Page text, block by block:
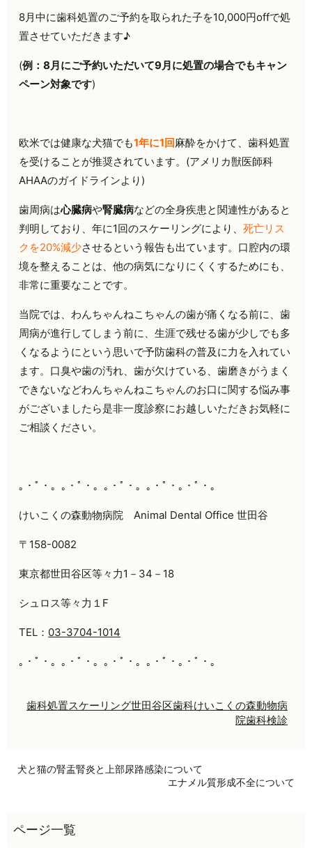
8月中に歯科処置のご予約を取られた子を10,000円offで処
置させていただきます♪
(例：8月にご予約いただいて9月に処置の場合でもキャン
ペーン対象です)
欧米では健康な犬猫でも1年に1回麻酔をかけて、歯科処置
を受けることが推奨されています。(アメリカ獣医師科
AHAAのガイドラインより)
歯周病は心臓病や腎臓病などの全身疾患と関連性があると
判明しており、年に1回のスケーリングにより、死亡リス
クを20%減少させるという報告も出ています。口腔内の環
境を整えることは、他の病気になりにくくするためにも、
非常に重要なことです。
当院では、わんちゃんねこちゃんの歯が痛くなる前に、歯
周病が進行してしまう前に、生涯で残せる歯が少しでも多
くなるようにという思いで予防歯科の普及に力を入れてい
ます。口臭や歯の汚れ、歯が欠けている、歯磨きがうまく
できないなどわんちゃんねこちゃんのお口に関する悩み事
がございましたら是非一度診察にお越しいただきお気軽に
ご相談ください。
｡・ﾟ・。｡・ﾟ・。｡・ﾟ・。｡・ﾟ・｡・ﾟ・。
けいこくの森動物病院 Animal Dental Office 世田谷
〒158-0082
東京都世田谷区等々力1－34－18
シュロス等々力１F
TEL： 03-3704-1014
｡・ﾟ・。｡・ﾟ・。｡・ﾟ・。｡・ﾟ・｡・ﾟ・。
歯科処置スケーリング世田谷区歯科けいこくの森動物病
院歯科検診
犬と猫の腎盂腎炎と上部尿路感染について
エナメル質形成不全について